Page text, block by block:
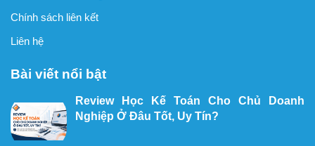
Chính sách liên kết
Liên hệ
Bài viết nổi bật
Review Học Kế Toán Cho Chủ Doanh
Nghiệp Ở Đâu Tốt, Uy Tín?